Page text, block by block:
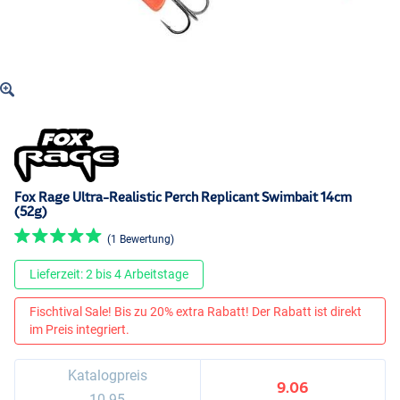
Fox Rage Ultra-Realistic Perch Replicant Swimbait 14cm
(52g)
(1 Bewertung)
Lieferzeit: 2 bis 4 Arbeitstage
Fischtival Sale! Bis zu 20% extra Rabatt! Der Rabatt ist direkt
im Preis integriert.
Katalogpreis
9.06